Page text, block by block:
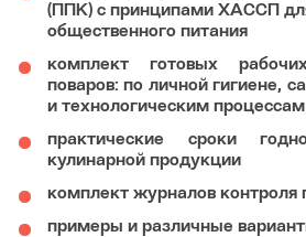
(ППК) с принципами ХАССП
общественного питания
комплект готовых
поваров: по личной гигиене,
и технологическим процессам
практические сроки
кулинарной продукции
комплект журналов
примеры и различные